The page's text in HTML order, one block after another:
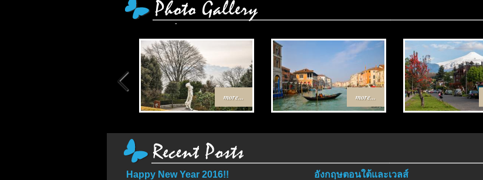
more... more...
Happy New Year 2016!! อังกฤษตอนใต้และเวลส์